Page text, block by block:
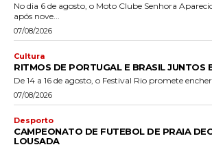
No dia 6 de agosto, o Moto Clube Senhora
após nove...
07/08/2026
Cultura
RITMOS DE PORTUGAL E BRASIL JUNTOS
De 14 a 16 de agosto, o Festival Rio promete
07/08/2026
Desporto
CAMPEONATO DE FUTEBOL DE PRAIA
LOUSADA